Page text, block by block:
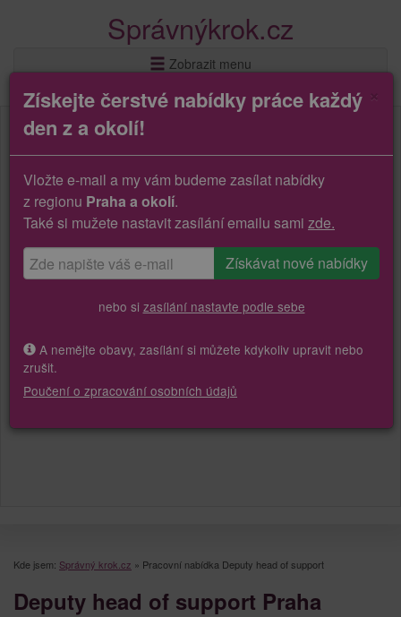
Správnýkrok.cz
Zobrazit menu
Kde jsem: Správný krok.cz » Pracovní nabídka Deputy head of support
Deputy head of support Praha
Získejte čerstvé nabídky práce každý
den z a okolí!
Vložte e-mail a my vám budeme zasílat nabídky
z regionu Praha a okolí.
Také si mužete nastavit zasílání emailu sami zde.
nebo si zasílání nastavte podle sebe
A nemějte obavy, zasílání si můžete kdykoliv upravit nebo
zrušit.
Poučení o zpracování osobních údajů